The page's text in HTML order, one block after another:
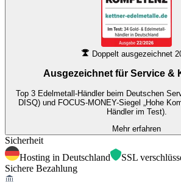
Doppelt ausgezeichnet
Ausgezeichnet für Service &
Top 3 Edelmetall-Händler beim Deutschen
DISQ) und FOCUS-MONEY-Siegel „Hohe
Händler im Test).
Mehr erfahren
Sicherheit
Hosting in Deutschland
SSL
Sichere Bezahlung